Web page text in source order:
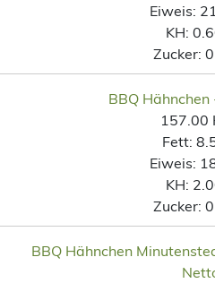
Eiweis:
KH:
Zucker:
BBQ
157.00
Fett:
Eiweis:
KH:
Zucker:
BBQ Hähnchen